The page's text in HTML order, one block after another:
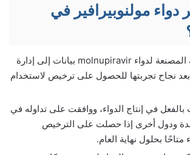
مولنوبيرافير في
قدمت الشركة المصنعة لدواء molnupiravir بيانات إلى إدارة
بعد نجاح تجربتها للحصول على ترخيص لاستخدام
في إنتاج الدواء، ووافقت على تداوله في
ودول أخرى إذا حصلت على الترخيص
بحلول نهاية العام.